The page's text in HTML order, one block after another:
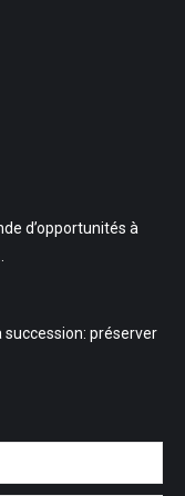
d’opportunités à
succession: préserver